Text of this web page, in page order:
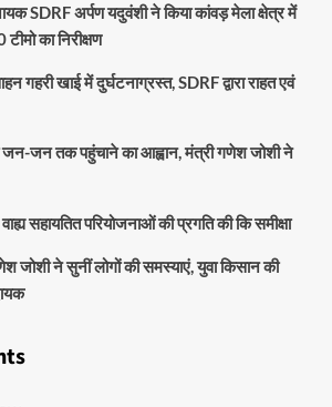
SDRF अर्पण यदुवंशी ने किया कांवड़ मेला क्षेत्र में
का निरीक्षण
गहरी खाई में दुर्घटनाग्रस्त, SDRF द्वारा राहत एवं
जन-जन तक पहुंचाने का आह्वान, मंत्री गणेश जोशी ने
सहायतित परियोजनाओं की प्रगति की कि समीक्षा
जोशी ने सुनीं लोगों की समस्याएं, युवा किसान की